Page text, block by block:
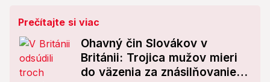
Prečítajte si viac
Ohavný čin Slovákov v
Británii: Trojica mužov mieri
do väzenia za znásilňovanie